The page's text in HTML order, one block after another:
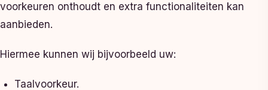
voorkeuren onthoudt en extra functionaliteiten kan
aanbieden.
Hiermee kunnen wij bijvoorbeeld uw:
Taalvoorkeur.